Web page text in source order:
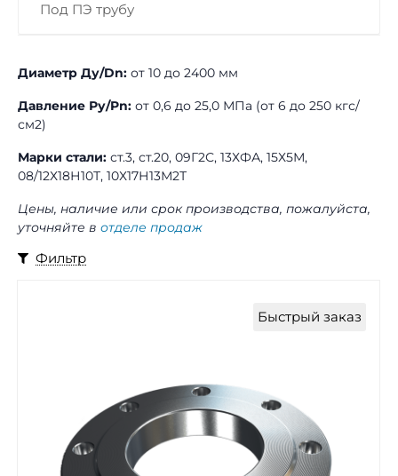
Под ПЭ трубу
Диаметр Ду/Dn: от 10 до 2400 мм
Давление Ру/Pn: от 0,6 до 25,0 МПа (от 6 до 250 кгс/
см2)
Марки стали: ст.3, ст.20, 09Г2С, 13ХФА, 15Х5М,
08/12Х18Н10Т, 10Х17Н13М2Т
Цены, наличие или срок производства, пожалуйста,
уточняйте в отделе продаж
Фильтр
Быстрый заказ